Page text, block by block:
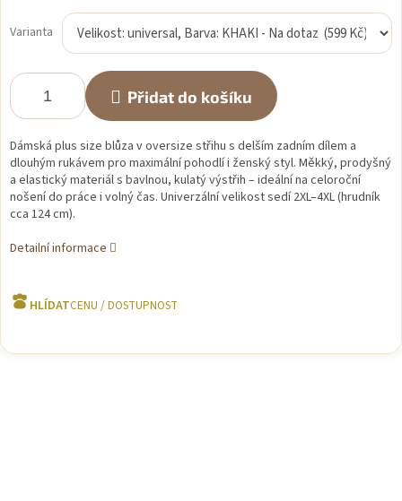
cena:
Varianta
Přidat do košíku
Dámská plus size blůza v oversize střihu s delším zadním dílem a
dlouhým rukávem pro maximální pohodlí i ženský styl. Měkký, prodyšný
a elastický materiál s bavlnou, kulatý výstřih – ideální na celoroční
nošení do práce i volný čas. Univerzální velikost sedí 2XL–4XL (hrudník
cca 124 cm).
Detailní informace
HLÍDAT